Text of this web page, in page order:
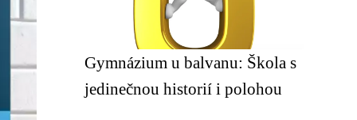
Gymnázium u balvanu: Škola s
jedinečnou historií i polohou